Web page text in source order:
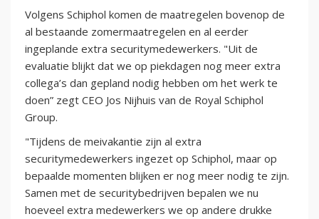
Volgens Schiphol komen de maatregelen bovenop de
al bestaande zomermaatregelen en al eerder
ingeplande extra securitymedewerkers. "Uit de
evaluatie blijkt dat we op piekdagen nog meer extra
collega’s dan gepland nodig hebben om het werk te
doen” zegt CEO Jos Nijhuis van de Royal Schiphol
Group.
"Tijdens de meivakantie zijn al extra
securitymedewerkers ingezet op Schiphol, maar op
bepaalde momenten blijken er nog meer nodig te zijn.
Samen met de securitybedrijven bepalen we nu
hoeveel extra medewerkers we op andere drukke